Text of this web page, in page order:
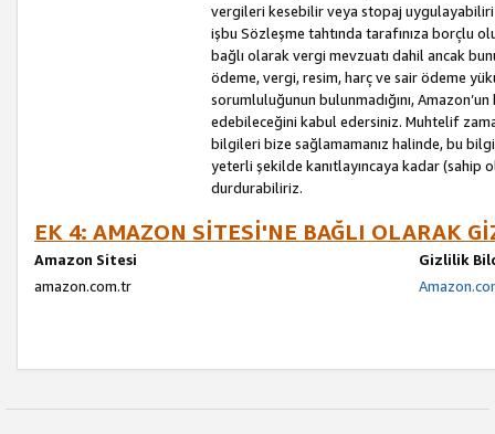
vergileri kesebilir veya stopaj
işbu Sözleşme tahtında tarafınıza borçlu
bağlı olarak vergi mevzuatı dahil ancak
ödeme, vergi, resim, harç ve sair ödeme
sorumluluğunun bulunmadığını,
edebileceğini kabul edersiniz. Muhtelif
bilgileri bize sağlamamanız halinde, bu
yeterli şekilde kanıtlayıncaya kadar
durdurabiliriz.
EK 4: AMAZON SİTESİ'NE BAĞLI OLARAK
Amazon Sitesi
Gizlilik
amazon.com.tr